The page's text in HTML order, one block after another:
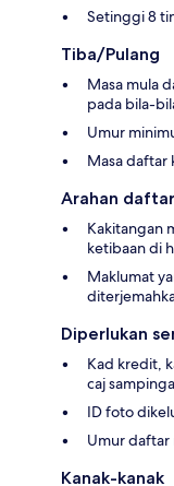
Setinggi 8
Tiba/Pulang
Masa mula
pada bila-
Umur
Masa daftar
Arahan
Kakitangan
ketibaan di
Maklumat
Diperlukan
Kad kredit,
caj
ID foto
Umur daftar
Kanak-kanak